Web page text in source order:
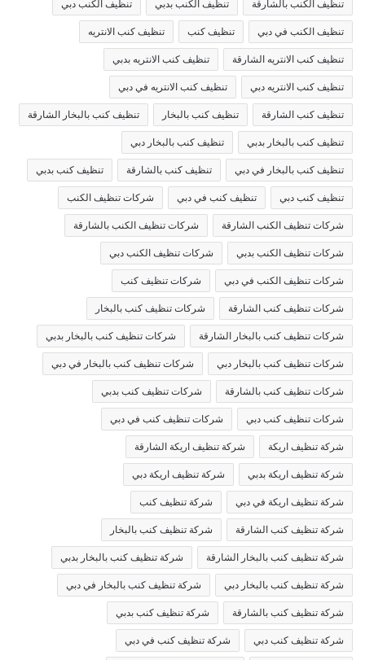
تنظيف الكنب بالشارقة تنظيف الكنب بدبي تنظيف الكنب دبي
تنظيف الكنب في دبي تنظيف كنب تنظيف كنب الانتريه
تنظيف كنب الانتريه الشارقة تنظيف كنب الانتريه بدبي
تنظيف كنب الانتريه دبي تنظيف كنب الانتريه في دبي
تنظيف كنب الشارقة تنظيف كنب بالبخار تنظيف كنب بالبخار الشارقة
تنظيف كنب بالبخار بدبي تنظيف كنب بالبخار دبي
تنظيف كنب بالبخار في دبي تنظيف كنب بالشارقة تنظيف كنب بدبي
تنظيف كنب دبي تنظيف كنب في دبي شركات تنظيف الكنب
شركات تنظيف الكنب الشارقة شركات تنظيف الكنب بالشارقة
شركات تنظيف الكنب بدبي شركات تنظيف الكنب دبي
شركات تنظيف الكنب في دبي شركات تنظيف كنب
شركات تنظيف كنب الشارقة شركات تنظيف كنب بالبخار
شركات تنظيف كنب بالبخار الشارقة شركات تنظيف كنب بالبخار بدبي
شركات تنظيف كنب بالبخار دبي شركات تنظيف كنب بالبخار في دبي
شركات تنظيف كنب بالشارقة شركات تنظيف كنب بدبي
شركات تنظيف كنب دبي شركات تنظيف كنب في دبي
شركة تنظيف اريكة شركة تنظيف اريكة الشارقة
شركة تنظيف اريكة بدبي شركة تنظيف اريكة دبي
شركة تنظيف اريكة في دبي شركة تنظيف كنب
شركة تنظيف كنب الشارقة شركة تنظيف كنب بالبخار
شركة تنظيف كنب بالبخار الشارقة شركة تنظيف كنب بالبخار بدبي
شركة تنظيف كنب بالبخار دبي شركة تنظيف كنب بالبخار في دبي
شركة تنظيف كنب بالشارقة شركة تنظيف كنب بدبي
شركة تنظيف كنب دبي شركة تنظيف كنب في دبي